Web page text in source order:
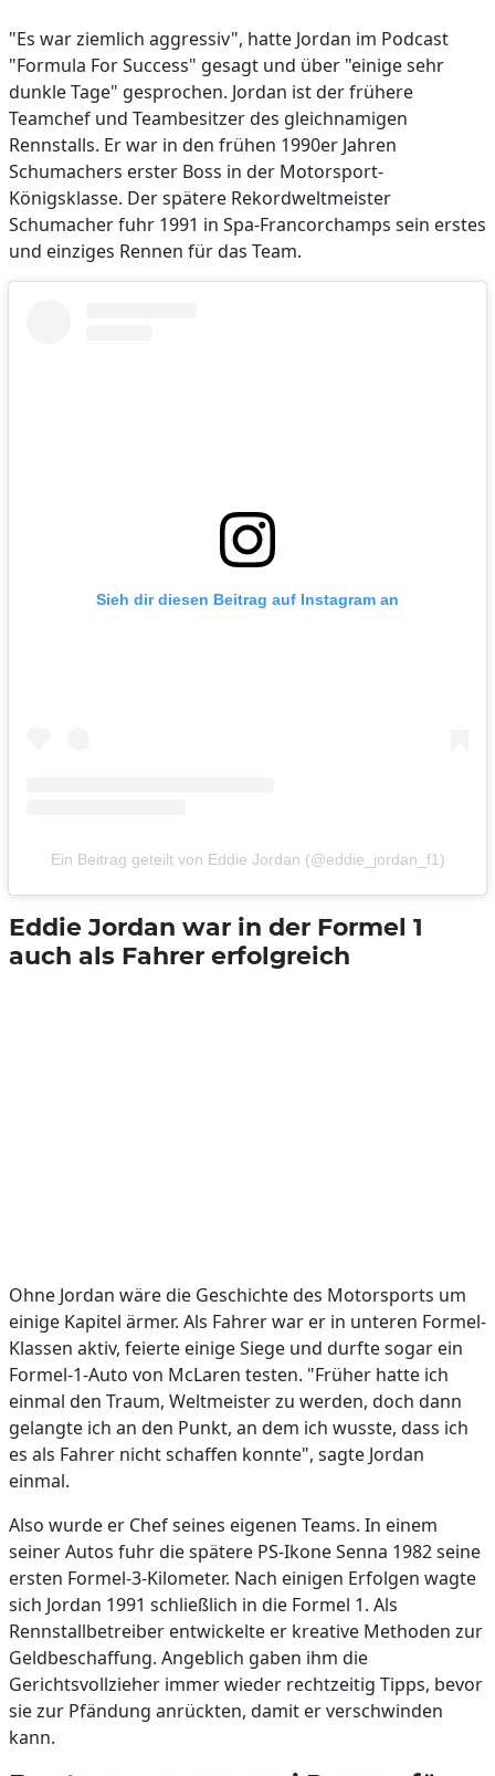
"Es war ziemlich aggressiv", hatte Jordan im Podcast
"Formula For Success" gesagt und über "einige sehr
dunkle Tage" gesprochen. Jordan ist der frühere
Teamchef und Teambesitzer des gleichnamigen
Rennstalls. Er war in den frühen 1990er Jahren
Schumachers erster Boss in der Motorsport-
Königsklasse. Der spätere Rekordweltmeister
Schumacher fuhr 1991 in Spa-Francorchamps sein erstes
und einziges Rennen für das Team.
Sieh dir diesen Beitrag auf Instagram an
Ein Beitrag geteilt von Eddie Jordan (@eddie_jordan_f1)
Eddie Jordan war in der Formel 1
auch als Fahrer erfolgreich
Ohne Jordan wäre die Geschichte des Motorsports um
einige Kapitel ärmer. Als Fahrer war er in unteren Formel-
Klassen aktiv, feierte einige Siege und durfte sogar ein
Formel-1-Auto von McLaren testen. "Früher hatte ich
einmal den Traum, Weltmeister zu werden, doch dann
gelangte ich an den Punkt, an dem ich wusste, dass ich
es als Fahrer nicht schaffen konnte", sagte Jordan
einmal.
Also wurde er Chef seines eigenen Teams. In einem
seiner Autos fuhr die spätere PS-Ikone Senna 1982 seine
ersten Formel-3-Kilometer. Nach einigen Erfolgen wagte
sich Jordan 1991 schließlich in die Formel 1. Als
Rennstallbetreiber entwickelte er kreative Methoden zur
Geldbeschaffung. Angeblich gaben ihm die
Gerichtsvollzieher immer wieder rechtzeitig Tipps, bevor
sie zur Pfändung anrückten, damit er verschwinden
kann.